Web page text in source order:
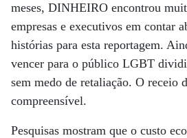
meses, DINHEIRO encontrou
empresas e executivos em contar
histórias para esta reportagem.
vencer para o público LGBT
sem medo de retaliação. O receio
compreensível.
Pesquisas mostram que o custo